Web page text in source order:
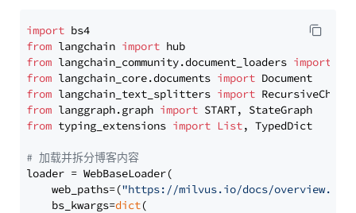
import
from langchain import
from langchain_community.document_loaders import
from langchain_core.documents import
from langchain_text_splitters import
from langgraph.graph import
from typing_extensions import List, TypedDict
# 加载并拆分博客内容
loader = WebBaseLoader(
    web_paths=(
"https://milvus.io/docs/overview.md"
    bs_kwargs=
dict(